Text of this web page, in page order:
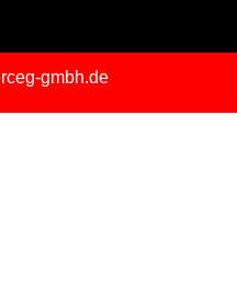
gmbh.de